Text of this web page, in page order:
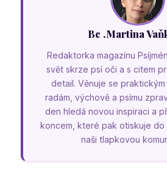
Bc .Martina
Redaktorka magazínu
svět skrze psí oči a s citem
detail. Věnuje se
radám, výchově a psímu
den hledá novou inspiraci a
koncem, které pak otiskuje do
naši tlapkovou